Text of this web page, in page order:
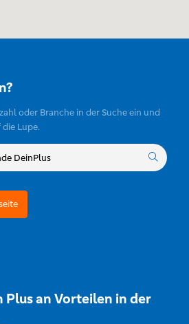
oder Branche in der Suche ein und
Lupe.
Plus an Vorteilen in der